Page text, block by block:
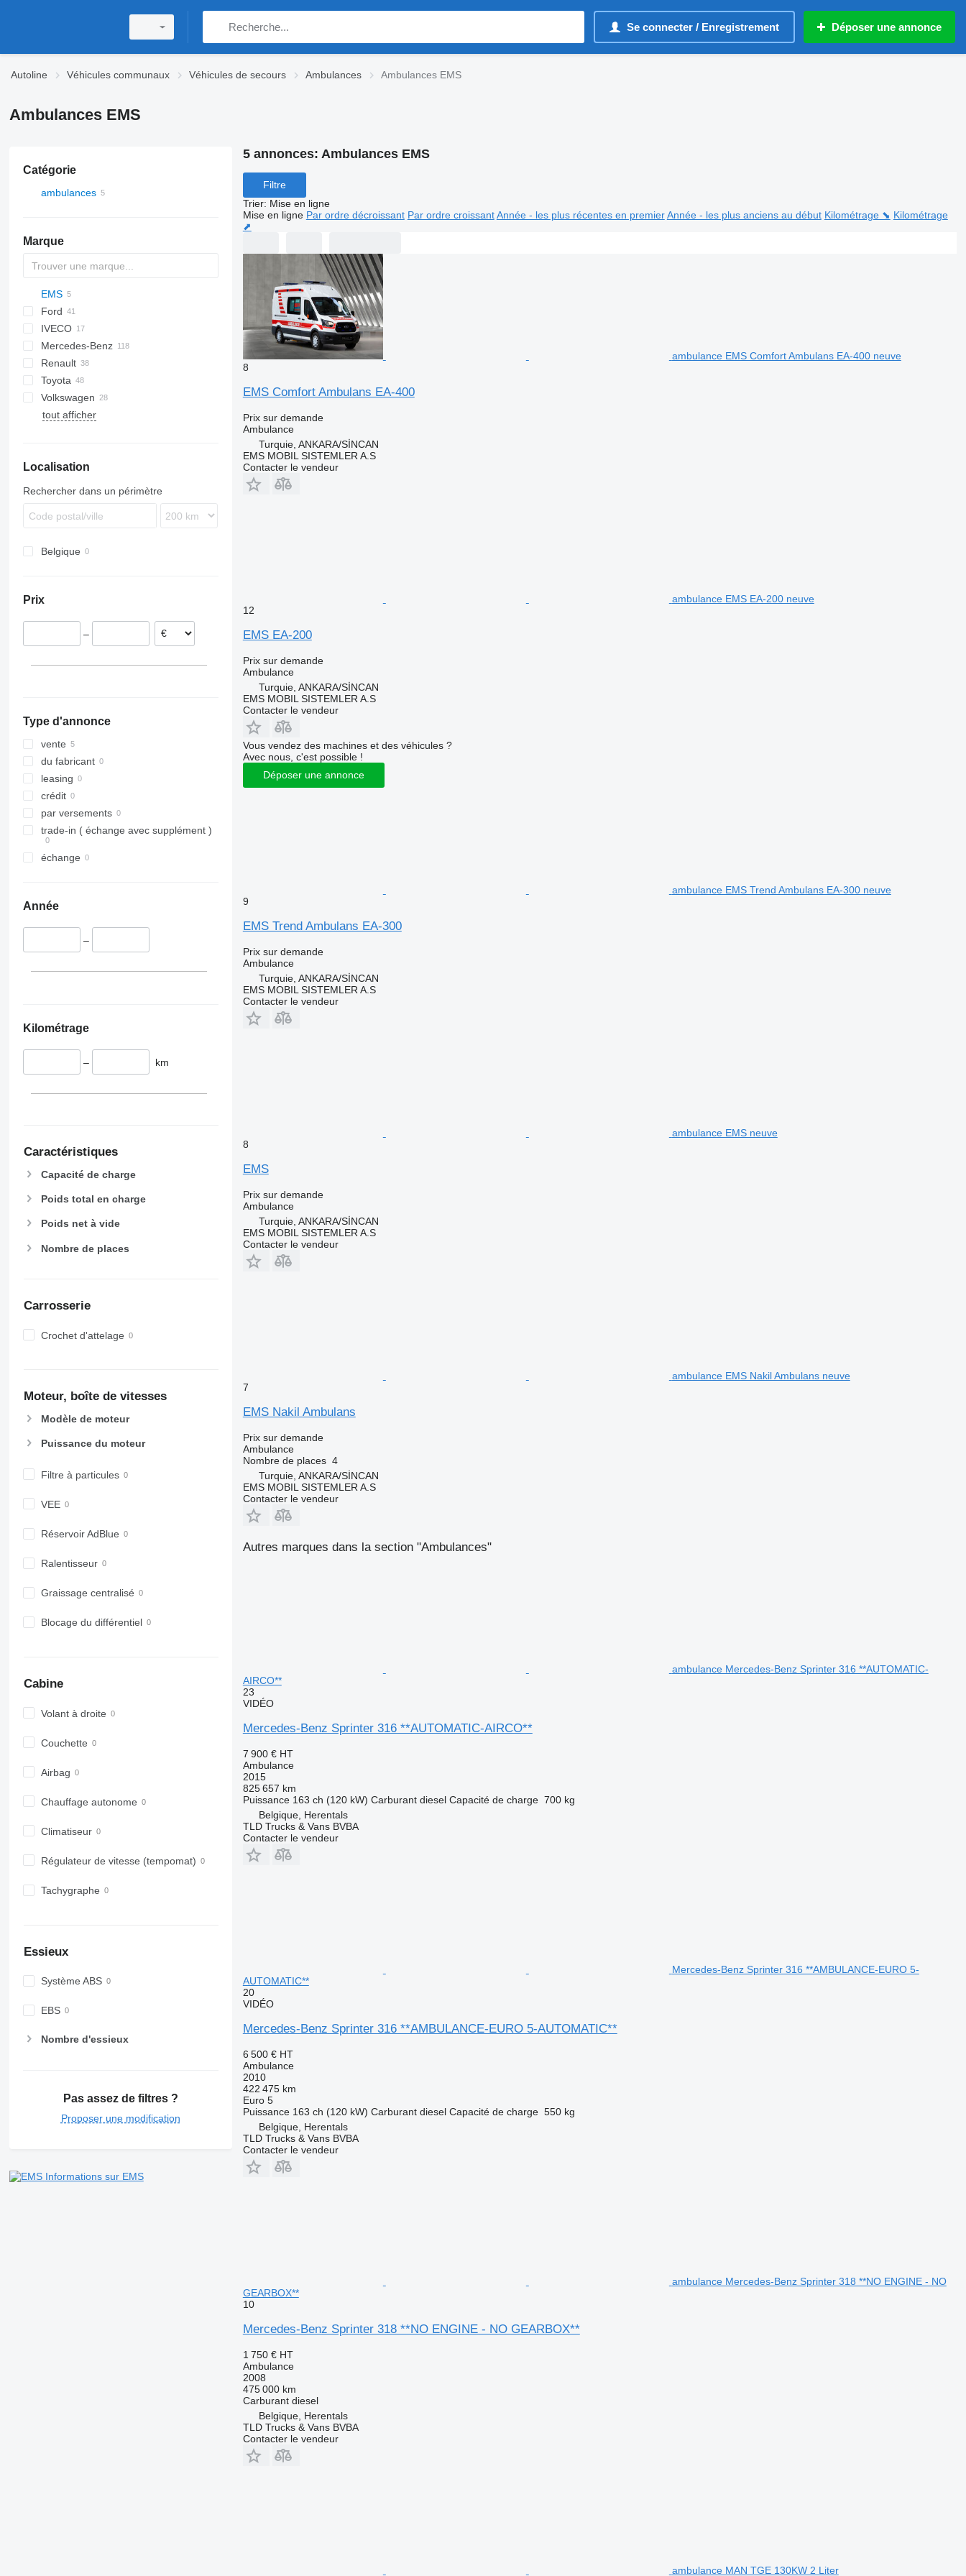
Se connecter / Enregistrement Déposer une annonce
Autoline Véhicules communaux Véhicules de secours Ambulances Ambulances EMS
Ambulances EMS
Catégorie
ambulances
Marque
2-Series
X-Series
Express
Tahoe
Berlingo
Jumper
Jumpy
YA
EMS
Doblo
Ducato
Scudo
Talento
Ford
Explorer
F-series
Ranger
Tourneo
Transit
H-series
IVECO
Daily
FVR
Defender
TGA
TGE
Mercedes-Benz
Atego
Sprinter
Vito
Caravan
NV
Patrol
Primastar
Movano
Vivaro
Boxer
Expert
Renault
C-series
Master
T-series
Toyota
Hiace
Hilux
Volkswagen
Amarok
S-series
tout afficher
Localisation
Rechercher dans un périmètre
Belgique
Prix
–
Type d'annonce
vente
du fabricant
leasing
crédit
par versements
trade-in ( échange avec supplément )
échange
Année
–
Kilométrage
– km
Caractéristiques
Capacité de charge
Poids total en charge
Poids net à vide
Nombre de places
Carrosserie
Crochet d'attelage
Moteur, boîte de vitesses
Modèle de moteur
Puissance du moteur
Filtre à particules
VEE
Réservoir AdBlue
Ralentisseur
Graissage centralisé
Blocage du différentiel
Cabine
Volant à droite
Couchette
Airbag
Chauffage autonome
Climatiseur
Régulateur de vitesse (tempomat)
Tachygraphe
Essieux
Système ABS
EBS
Nombre d'essieux
Pas assez de filtres ?
Proposer une modification
Informations sur EMS
5 annonces: Ambulances EMS
Filtre
Trier: Mise en ligne
Mise en ligne Par ordre décroissant Par ordre croissant Année - les plus récentes en premier Année - les plus anciens au début Kilométrage ⬊ Kilométrage
⬈
ambulance EMS Comfort Ambulans EA-400 neuve
8
EMS Comfort Ambulans EA-400
Prix sur demande
Ambulance
Turquie, ANKARA/SİNCAN
EMS MOBIL SISTEMLER A.S
Contacter le vendeur
ambulance EMS EA-200 neuve
12
EMS EA-200
Prix sur demande
Ambulance
Turquie, ANKARA/SİNCAN
EMS MOBIL SISTEMLER A.S
Contacter le vendeur
Vous vendez des machines et des véhicules ?
Avec nous, c'est possible !
Déposer une annonce
ambulance EMS Trend Ambulans EA-300 neuve
9
EMS Trend Ambulans EA-300
Prix sur demande
Ambulance
Turquie, ANKARA/SİNCAN
EMS MOBIL SISTEMLER A.S
Contacter le vendeur
ambulance EMS neuve
8
EMS
Prix sur demande
Ambulance
Turquie, ANKARA/SİNCAN
EMS MOBIL SISTEMLER A.S
Contacter le vendeur
ambulance EMS Nakil Ambulans neuve
7
EMS Nakil Ambulans
Prix sur demande
Ambulance
Nombre de places 4
Turquie, ANKARA/SİNCAN
EMS MOBIL SISTEMLER A.S
Contacter le vendeur
Autres marques dans la section "Ambulances"
ambulance Mercedes-Benz Sprinter 316 **AUTOMATIC-
AIRCO**
23
VIDÉO
Mercedes-Benz Sprinter 316 **AUTOMATIC-AIRCO**
7 900 € HT
Ambulance
2015
825 657 km
Puissance 163 ch (120 kW) Carburant diesel Capacité de charge 700 kg
Belgique, Herentals
TLD Trucks & Vans BVBA
Contacter le vendeur
Mercedes-Benz Sprinter 316 **AMBULANCE-EURO 5-
AUTOMATIC**
20
VIDÉO
Mercedes-Benz Sprinter 316 **AMBULANCE-EURO 5-AUTOMATIC**
6 500 € HT
Ambulance
2010
422 475 km
Euro 5
Puissance 163 ch (120 kW) Carburant diesel Capacité de charge 550 kg
Belgique, Herentals
TLD Trucks & Vans BVBA
Contacter le vendeur
ambulance Mercedes-Benz Sprinter 318 **NO ENGINE - NO
GEARBOX**
10
Mercedes-Benz Sprinter 318 **NO ENGINE - NO GEARBOX**
1 750 € HT
Ambulance
2008
475 000 km
Carburant diesel
Belgique, Herentals
TLD Trucks & Vans BVBA
Contacter le vendeur
ambulance MAN TGE 130KW 2 Liter